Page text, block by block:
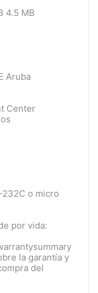
4.5 MB
Aruba
Center
232C o micro
por vida:
la garantía y
del